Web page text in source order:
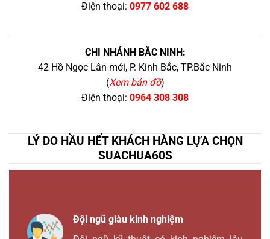
Điện thoại: 0977 602 688
CHI NHÁNH BẮC NINH:
42 Hồ Ngọc Lân mới, P. Kinh Bắc, TP.Bắc Ninh
(Xem bản đồ)
Điện thoại: 0964 308 308
LÝ DO HẦU HẾT KHÁCH HÀNG LỰA CHỌN
SUACHUA60S
Đội ngũ giàu kinh nghiệm